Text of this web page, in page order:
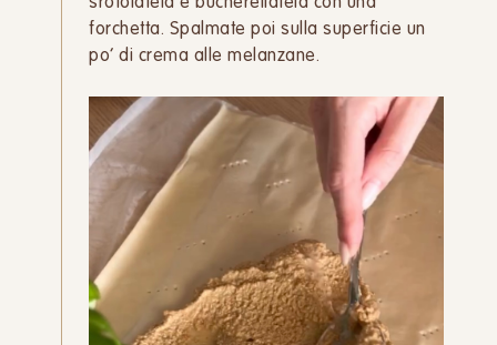
forchetta. Spalmate poi sulla superficie un
po’ di crema alle melanzane.